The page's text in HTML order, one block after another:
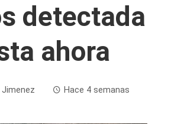
detectada
ahora
Hace 4 semanas